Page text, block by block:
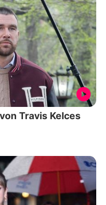
Travis Kelces